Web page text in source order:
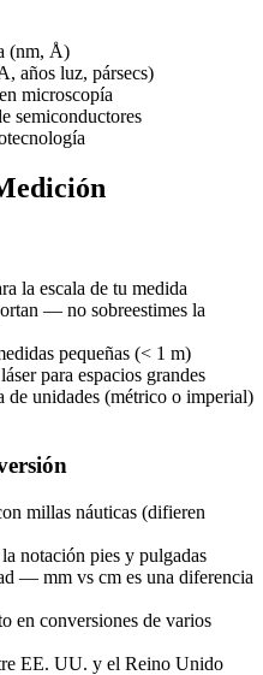
(nm, Å)
años luz, pársecs)
microscopía
semiconductores
la escala de tu medida
— no sobreestimes la
pequeñas (< 1 m)
para espacios grandes
de unidades (métrico o imperial)
millas náuticas (difieren
notación pies y pulgadas
— mm vs cm es una diferencia
en conversiones de varios
EE. UU. y el Reino Unido